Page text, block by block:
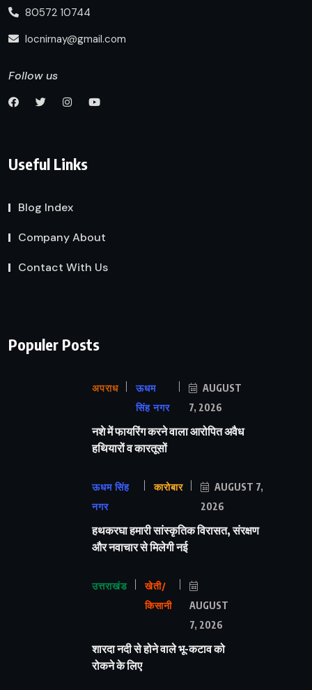
80572 10744
locnirnay@gmail.com
Follow us
Useful Links
Blog Index
Company About
Contact With Us
Populer Posts
अपराध
ऊधम
सिंह नगर
AUGUST
7, 2026
नशे में फायरिंग करने वाला आरोपित अवैध
हथियारों व कारतूसों
ऊधम सिंह
नगर
कारोबार
AUGUST 7,
2026
हथकरघा हमारी सांस्कृतिक विरासत, संरक्षण
और नवाचार से मिलेगी नई
उत्तराखंड
खेती/
किसानी
AUGUST
7, 2026
शारदा नदी से होने वाले भू-कटाव को
रोकने के लिए